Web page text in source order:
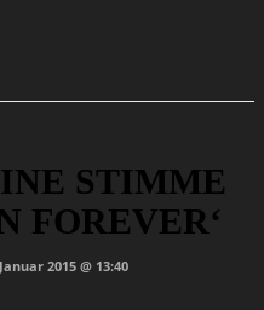
STIMME
FOREVER‘
2015 @ 13:40